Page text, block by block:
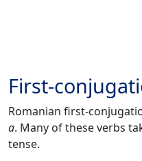
First-
Romanian first-
a. Many of these verbs
tense.